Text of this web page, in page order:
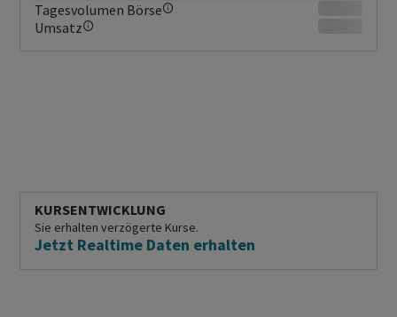
Tagesvolumen Börse
Umsatz
KURSENTWICKLUNG
Sie erhalten verzögerte Kurse.
Jetzt Realtime Daten erhalten